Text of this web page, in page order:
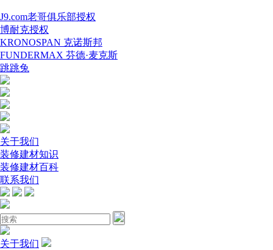
J9.com老哥俱乐部授权
博耐克授权
KRONOSPAN 克诺斯邦
FUNDERMAX 芬德·麦克斯
跳跳兔
关于我们
装修建材知识
装修建材百科
联系我们
关于我们